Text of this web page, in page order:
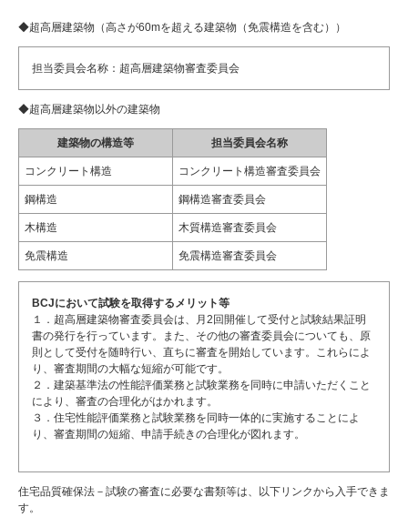
◆超高層建築物（高さが60mを超える建築物（免震構造を含む））
担当委員会名称：超高層建築物審査委員会
◆超高層建築物以外の建築物
建築物の構造等 担当委員会名称
コンクリート構造 コンクリート構造審査委員会
鋼構造 鋼構造審査委員会
木構造 木質構造審査委員会
免震構造 免震構造審査委員会
BCJにおいて試験を取得するメリット等
１．超高層建築物審査委員会は、月2回開催して受付と試験結果証明
書の発行を行っています。また、その他の審査委員会についても、原
則として受付を随時行い、直ちに審査を開始しています。これらによ
り、審査期間の大幅な短縮が可能です。
２．建築基準法の性能評価業務と試験業務を同時に申請いただくこと
により、審査の合理化がはかれます。
３．住宅性能評価業務と試験業務を同時一体的に実施することによ
り、審査期間の短縮、申請手続きの合理化が図れます。
住宅品質確保法－試験の審査に必要な書類等は、以下リンクから入手できま
す。